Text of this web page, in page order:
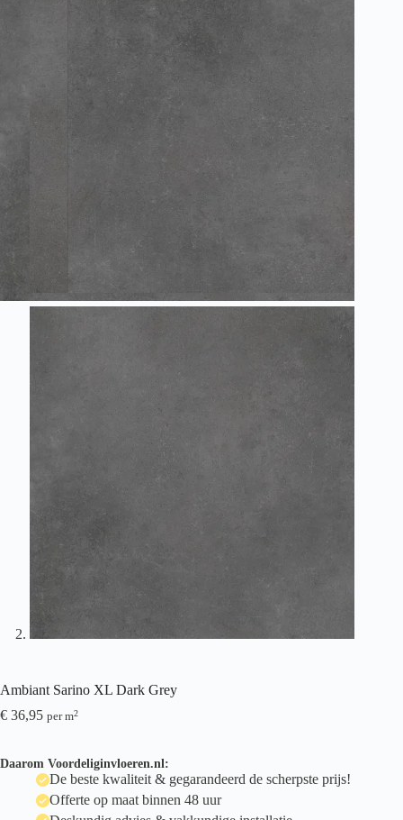
Ambiant Sarino XL Dark Grey
€ 36,95 per m2
Daarom Voordeliginvloeren.nl:
De beste kwaliteit & gegarandeerd de scherpste prijs!
Offerte op maat binnen 48 uur